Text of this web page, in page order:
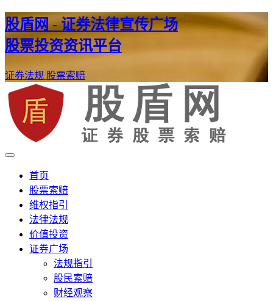
股盾网 - 证券法律宣传广场
股票投资资讯平台
证券法规 股票索赔
股盾网
证券股票维权网
首页
股票索赔
维权指引
法律法规
价值投资
证券广场
法规指引
股民索赔
财经观察